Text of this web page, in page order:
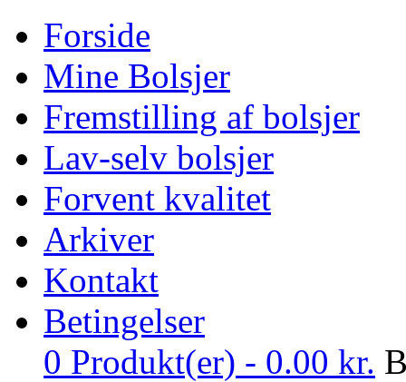
Forside
Mine Bolsjer
Fremstilling af bolsjer
Lav-selv bolsjer
Forvent kvalitet
Arkiver
Kontakt
Betingelser
0 Produkt(er) - 0.00 kr.